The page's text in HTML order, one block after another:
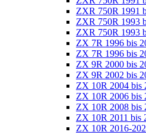
ZXR 750R 1991
ZXR 750R 1993
ZXR 750R 1993
ZX 7R 1996 bis
ZX 7R 1996 bis
ZX 9R 2000 bis
ZX 9R 2002 bis
ZX 10R 2004 bis
ZX 10R 2006 bis
ZX 10R 2008 bis
ZX 10R 2011 bis
ZX 10R 2016-